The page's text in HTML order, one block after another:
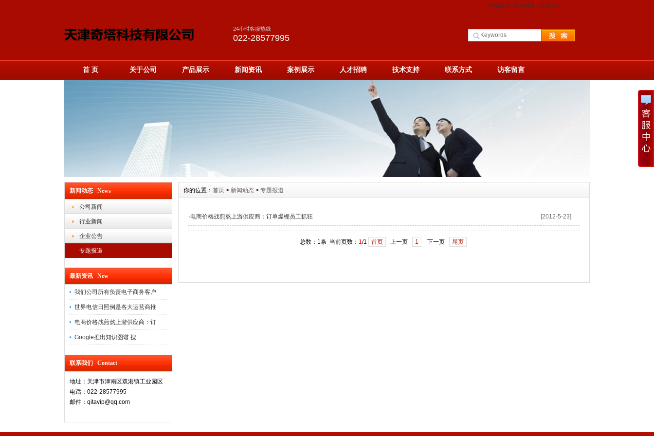
网站首页| 网站地图 | 联系方式
24小时客服热线
022-28577995
首 页 关于公司 产品展示 新闻资讯 案例展示 人才招聘 技术支持 联系方式 访客留言
新闻动态 News
公司新闻
行业新闻
企业公告
专题报道
最新资讯 New
我们公司所有负责电子商务客户
世界电信日照例是各大运营商推
电商价格战煎熬上游供应商：订
Google推出知识图谱 搜
联系我们 Contact
地址：天津市津南区双港镇工业园区
电话：022-28577995
邮件：qitavip@qq.com
你的位置： 首页 > 新闻动态 > 专题报道
·电商价格战煎熬上游供应商：订单爆棚员工抓狂 [2012-5-23]
总数：1条 当前页数： 1/1 首页 上一页 1 下一页 尾页